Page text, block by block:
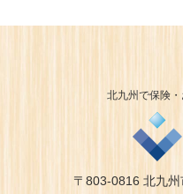
北九州で保険
〒803-0816 北九